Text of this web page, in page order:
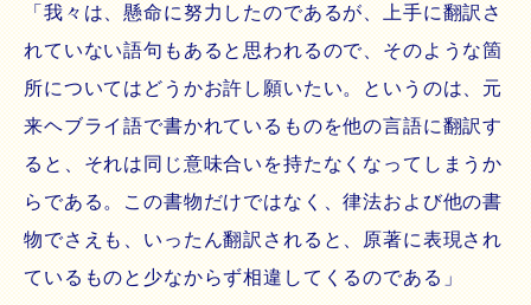
「我々は、懸命に努力したのであるが、上手に翻訳さ
れていない語句もあると思われるので、そのような箇
所についてはどうかお許し願いたい。というのは、元
来ヘブライ語で書かれているものを他の言語に翻訳す
ると、それは同じ意味合いを持たなくなってしまうか
らである。この書物だけではなく、律法および他の書
物でさえも、いったん翻訳されると、原著に表現され
ているものと少なからず相違してくるのである」